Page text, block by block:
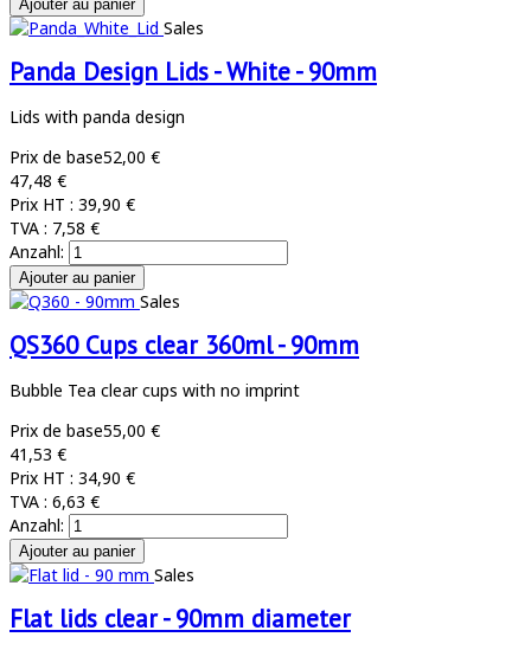
Sales
Panda Design Lids - White - 90mm
Lids with panda design
Prix de base52,00 €
47,48 €
Prix HT : 39,90 €
TVA : 7,58 €
Anzahl:
Sales
QS360 Cups clear 360ml - 90mm
Bubble Tea clear cups with no imprint
Prix de base55,00 €
41,53 €
Prix HT : 34,90 €
TVA : 6,63 €
Anzahl:
Sales
Flat lids clear - 90mm diameter